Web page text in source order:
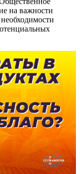
на важности